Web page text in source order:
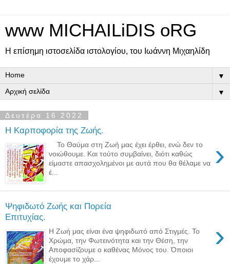
www MICHAILiDIS oRG
Η επίσημη ιστοσελίδα ιστολογίου, του Ιωάννη Μιχαηλίδη
▼
▼
Δευτέρα 16 2022
Η Καρποφορία της Ζωής.
›
Το Θαύμα στη Ζωή μας έχει έρθει, ενώ δεν το
νοιώθουμε. Και τούτο συμβαίνει, διότι καθώς
είμαστε απασχολημένοι με αυτά που θα θέλαμε να
έ...
Ψηφιδωτό Ζωής και Πορεία
Επιτυχίας.
›
Η Ζωή μας είναι ένα ψηφιδωτό από Στιγμές. Το
Χρώμα, την Φωτεινότητα και την Θέση, την
Αποφασίζουμε ο καθένας Μόνος του. Όποιοι
έχουμε το χάρ...